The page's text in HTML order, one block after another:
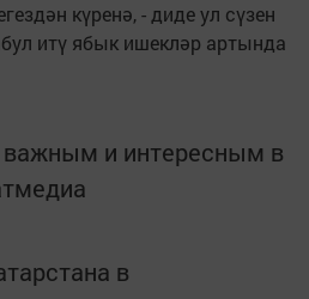
күренә, - диде ул сүзен
итү ябык ишекләр артында
и интересным в
в